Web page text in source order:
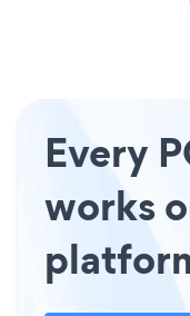
Every
works